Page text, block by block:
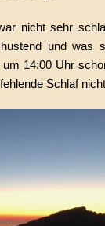
nicht sehr
und was
14:00 Uhr
Schlaf